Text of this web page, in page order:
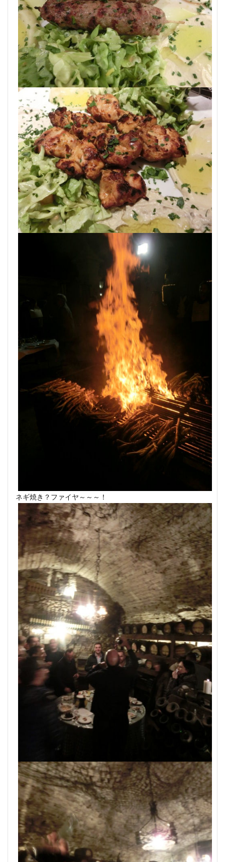
ネギ焼き？ファイヤ～～～！